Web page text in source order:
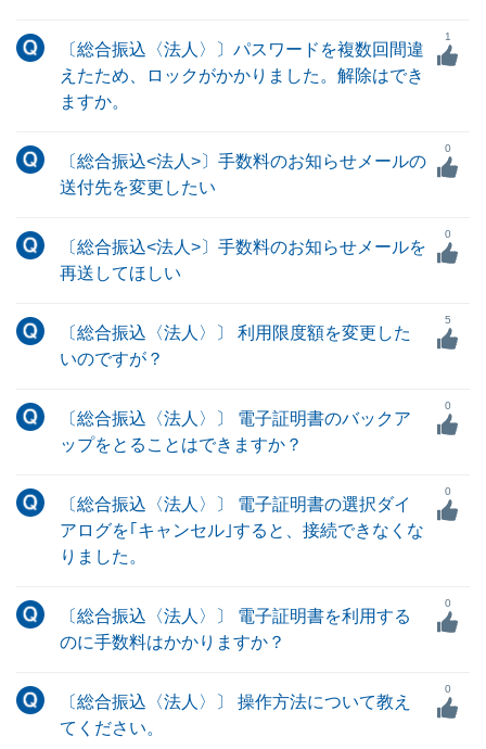
〔総合振込〈法人〉〕パスワードを複数回間違
えたため、ロックがかかりました。解除はでき
ますか。
1
〔総合振込<法人>〕手数料のお知らせメールの
送付先を変更したい
0
〔総合振込<法人>〕手数料のお知らせメールを
再送してほしい
0
〔総合振込〈法人〉〕 利用限度額を変更した
いのですが？
5
〔総合振込〈法人〉〕 電子証明書のバックア
ップをとることはできますか？
0
〔総合振込〈法人〉〕 電子証明書の選択ダイ
アログを｢キャンセル｣すると、接続できなくな
りました。
0
〔総合振込〈法人〉〕 電子証明書を利用する
のに手数料はかかりますか？
0
〔総合振込〈法人〉〕 操作方法について教え
てください。
0